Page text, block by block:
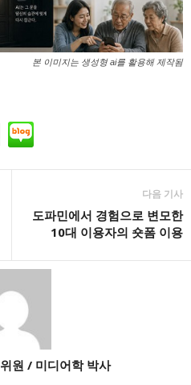
본 이미지는 생성형 ai를 활용해 제작됨
다음 기사
도파민에서 경험으로 변모한
10대 이용자의 숏폼 이용
원 / 미디어학 박사